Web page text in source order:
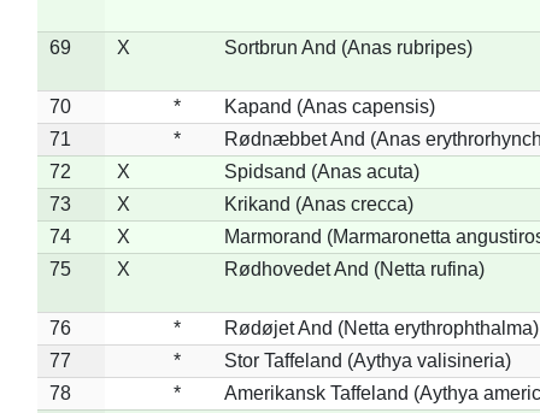
69 X Sortbrun And (Anas rubripes)
70 *
Kapand (Anas capensis)
71
*
Rødnæbbet And (Anas
72
X
Spidsand (Anas acuta)
73
X
Krikand (Anas crecca)
74
X
Marmorand (Marmaronetta
75
X Rødhovedet And (Netta rufina)
76 *
Rødøjet And (Netta erythrophthalma)
77
*
Stor Taffeland (Aythya valisineria)
78
*
Amerikansk Taffeland (Aythya